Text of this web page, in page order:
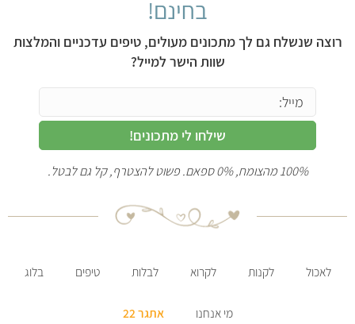
בחינם!
רוצה שנשלח גם לך מתכונים מעולים, טיפים עדכניים והמלצות
שוות הישר למייל?
שילחו לי מתכונים!
100% מהצומח, 0% ספאם. פשוט להצטרף, קל גם לבטל.
לאכול לקנות לקרוא לבלות טיפים בלוג
מי אנחנו אתגר 22